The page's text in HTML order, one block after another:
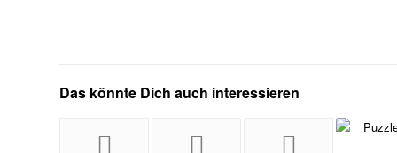
Das könnte Dich auch interessieren